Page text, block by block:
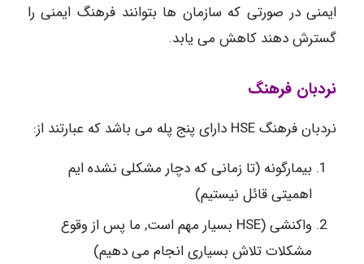
ایمنی در صورتی که سازمان ها بتوانند فرهنگ ایمنی را
گسترش دهند کاهش می یابد.
نردبان فرهنگ
نردبان فرهنگ HSE دارای پنج پله می باشد که عبارتند از:
بیمارگونه (تا زمانی که دچار مشکلی نشده ایم
اهمیتی قائل نیستیم)
واکنشی (HSE بسیار مهم است, ما پس از وقوع
مشکلات تلاش بسیاری انجام می دهیم)